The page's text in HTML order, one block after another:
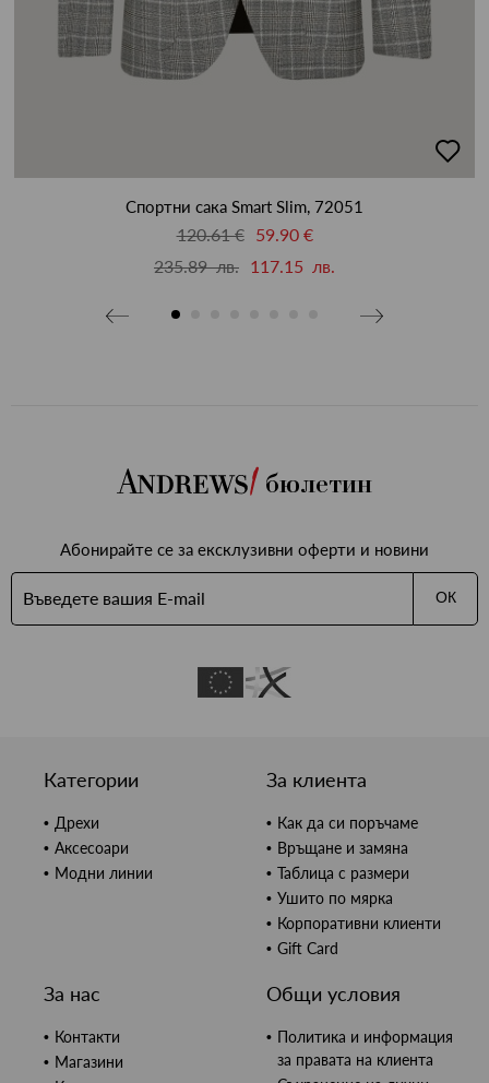
в
Спортни сака Smart Slim, 72051
120.61 €
59.90 €
235.89 лв. 117.15 лв.
бюлетин
Абонирайте се за ексклузивни оферти и новини
ОК
Категории
Дрехи
Аксесоари
Модни линии
За клиента
Как да си поръчаме
Връщане и замяна
Таблица с размери
Ушито по мярка
Корпоративни клиенти
Gift Card
За нас
Контакти
Магазини
Общи условия
Политика и информация
за правата на клиента